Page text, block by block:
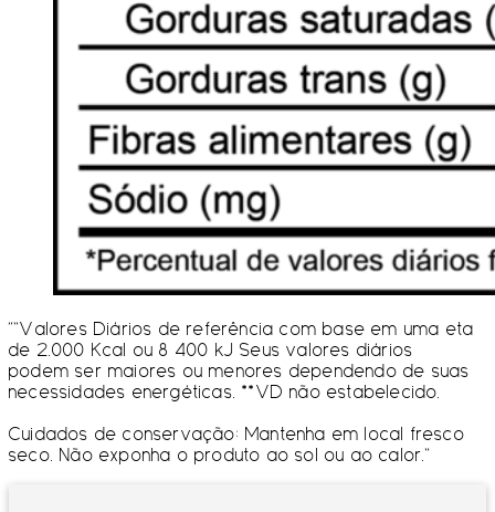
“”Valores Diários de referência com base em uma eta
de 2.000 Kcal ou 8 400 kJ Seus valores diários
podem ser maiores ou menores dependendo de suas
necessidades energéticas. **VD não estabelecido.
Cuidados de conservação: Mantenha em local fresco
seco. Não exponha o produto ao sol ou ao calor.”